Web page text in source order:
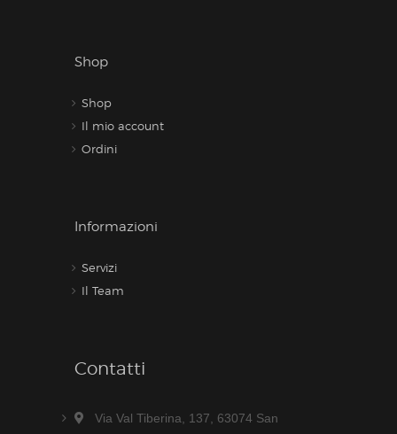
Shop
Shop
Il mio account
Ordini
Informazioni
Servizi
Il Team
Contatti
Via Val Tiberina, 137, 63074 San